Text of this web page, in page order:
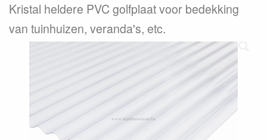
Kristal heldere PVC golfplaat voor bedekking
van tuinhuizen, veranda's, etc.